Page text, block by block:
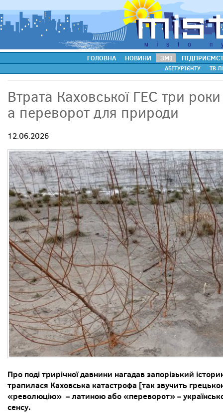
ГОЛОВНА НОВИНИ ЗМІ
АБІТУРІЄНТУ ТВ-
Втрата Каховської ГЕС три
а переворот для природи
12.06.2026
Про поді трирічної давнини нагадав запорізький
трапилася Каховська катастрофа [так звучить
«революцію» – латиною або «переворот» –
сенсу.